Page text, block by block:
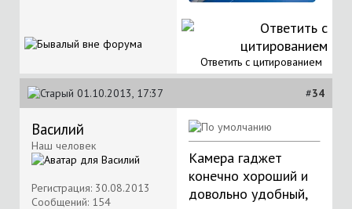
Ответить с цитированием
01.10.2013, 17:37 #34
Василий
Наш человек
Регистрация: 30.08.2013
Сообщений: 154
Камера гаджет
конечно хороший и
довольно удобный,